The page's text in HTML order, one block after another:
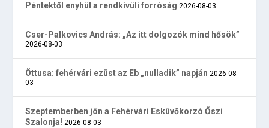
Péntektől enyhül a rendkívüli forróság 2026-08-03
Cser-Palkovics András: „Az itt dolgozók mind hősök”
2026-08-03
Öttusa: fehérvári ezüst az Eb „nulladik” napján 2026-08-
03
Szeptemberben jön a Fehérvári Esküvőkorzó Őszi
Szalonja! 2026-08-03